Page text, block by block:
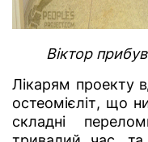
Віктор
Лікарям проекту
остеомієліт, що
складні